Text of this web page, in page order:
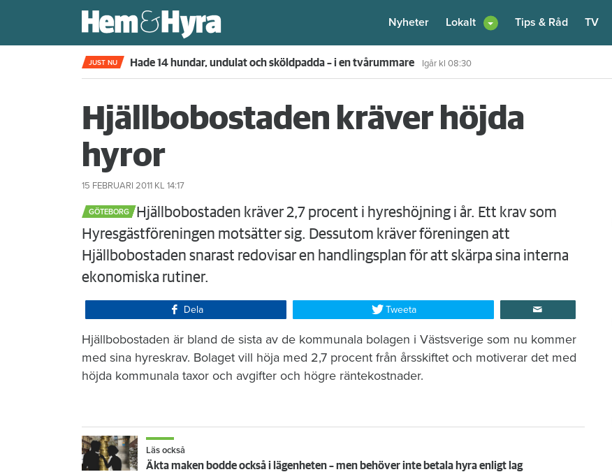
Nyheter Lokalt Tips & Råd TV
JUST NU Kompisdealen blev verklighet – 40 år senare: "Flera fina fördelar med att dela bostad"
Hjällbobostaden kräver höjda
hyror
15 FEBRUARI 2011 KL 14:17
GÖTEBORG
​Hjällbobostaden kräver 2,7 procent i hyreshöjning i år. Ett krav som
Hyresgästföreningen motsätter sig. Dessutom kräver föreningen att
Hjällbobostaden snarast redovisar en handlingsplan för att skärpa sina interna
ekonomiska rutiner.
Dela Tweeta
​Hjällbobostaden är bland de sista av de kommunala bolagen i Västsverige som nu kommer
med sina hyreskrav. Bolaget vill höja med 2,7 procent från årsskiftet och motiverar det med
höjda kommunala taxor och avgifter och högre räntekostnader.
Läs också
Äkta maken bodde också i lägenheten – men behöver inte betala hyra enligt lag